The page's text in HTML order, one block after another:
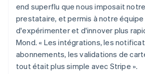
end superflu que nous imposait
prestataire, et permis à notre équipe
d'expérimenter et d'innover plus
Mond. « Les intégrations, les
abonnements, les validations de
tout était plus simple avec Stripe ».